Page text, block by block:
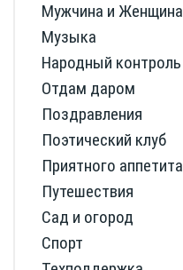
Мужчина и Женщина
Музыка
Народный контроль
Отдам даром
Поздравления
Поэтический клуб
Приятного аппетита
Путешествия
Сад и огород
Спорт